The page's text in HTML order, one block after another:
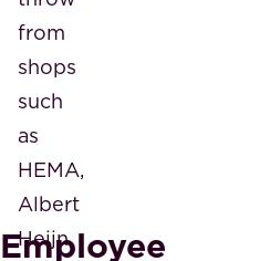
Employee
from
shops
such
as
HEMA,
Albert
Heijn,